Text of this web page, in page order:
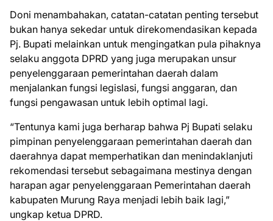
Doni menambahakan, catatan-catatan penting tersebut
bukan hanya sekedar untuk direkomendasikan kepada
Pj. Bupati melainkan untuk mengingatkan pula pihaknya
selaku anggota DPRD yang juga merupakan unsur
penyelenggaraan pemerintahan daerah dalam
menjalankan fungsi legislasi, fungsi anggaran, dan
fungsi pengawasan untuk lebih optimal lagi.
“Tentunya kami juga berharap bahwa Pj Bupati selaku
pimpinan penyelenggaraan pemerintahan daerah dan
daerahnya dapat memperhatikan dan menindaklanjuti
rekomendasi tersebut sebagaimana mestinya dengan
harapan agar penyelenggaraan Pemerintahan daerah
kabupaten Murung Raya menjadi lebih baik lagi,”
ungkap ketua DPRD.